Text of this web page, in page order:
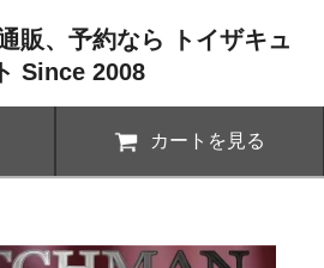
販、予約なら トイザキュ
Since 2008
カートを見る